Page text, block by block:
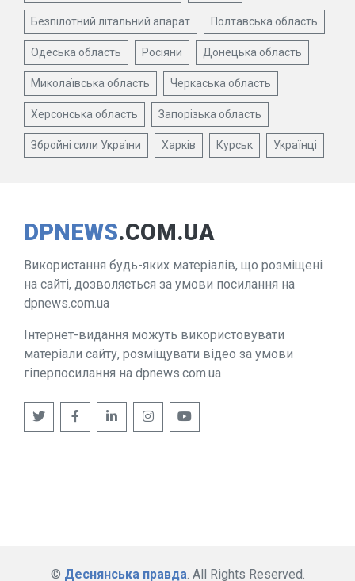
Безпілотний літальний апарат Полтавська область
Одеська область Росіяни Донецька область
Миколаївська область Черкаська область
Херсонська область Запорізька область
Збройні сили України Харків Курськ Українці
DPNEWS.COM.UA
Використання будь-яких матеріалів, що розміщені
на сайті, дозволяється за умови посилання на
dpnews.com.ua
Інтернет-видання можуть використовувати
матеріали сайту, розміщувати відео за умови
гіперпосилання на dpnews.com.ua
© Деснянська правда. All Rights Reserved.